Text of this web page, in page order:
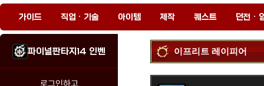
가이드 직업 · 기술 아이템 제작 퀘스트 던전 ·
파이널판타지14 인벤
로그인하고
이프리트 레이피어